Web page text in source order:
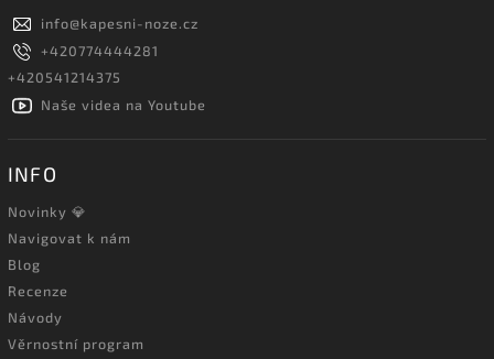
info@kapesni-noze.cz
+420774444281
+420541214375
Naše videa na Youtube
INFO
Novinky 💎
Navigovat k nám
Blog
Recenze
Návody
Věrnostní program